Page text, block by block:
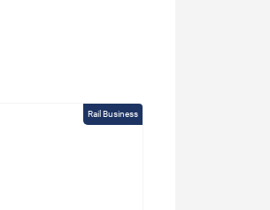
Rail Business